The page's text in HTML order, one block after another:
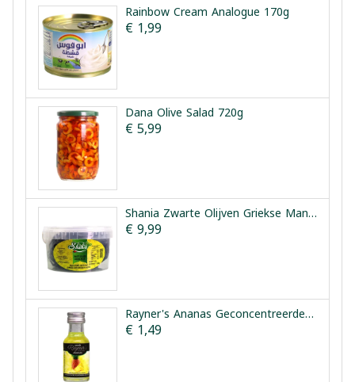
Rainbow Cream Analogue 170g
€ 1,99
Dana Olive Salad 720g
€ 5,99
Shania Zwarte Olijven Griekse Manier 1.5kg
€ 9,99
Rayner's Ananas Geconcentreerde Smaakessentie 25ml
€ 1,49